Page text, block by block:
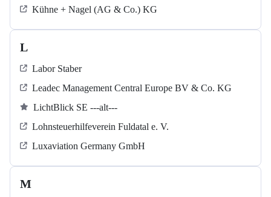
Kühne + Nagel (AG & Co.) KG
L
Labor Staber
Leadec Management Central Europe BV & Co. KG
LichtBlick SE ---alt---
Lohnsteuerhilfeverein Fuldatal e. V.
Luxaviation Germany GmbH
M